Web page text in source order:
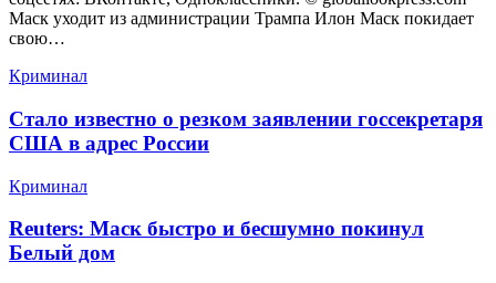
Маск уходит из администрации Трампа Илон Маск покидает
свою…
Криминал
Стало известно о резком заявлении госсекретаря
США в адрес России
Криминал
Reuters: Маск быстро и бесшумно покинул
Белый дом